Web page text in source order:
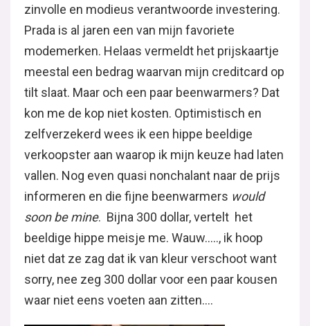
zinvolle en modieus verantwoorde investering.
Prada is al jaren een van mijn favoriete
modemerken. Helaas vermeldt het prijskaartje
meestal een bedrag waarvan mijn creditcard op
tilt slaat. Maar och een paar beenwarmers? Dat
kon me de kop niet kosten. Optimistisch en
zelfverzekerd wees ik een hippe beeldige
verkoopster aan waarop ik mijn keuze had laten
vallen. Nog even quasi nonchalant naar de prijs
informeren en die fijne beenwarmers would
soon be mine. Bijna 300 dollar, vertelt het
beeldige hippe meisje me. Wauw….., ik hoop
niet dat ze zag dat ik van kleur verschoot want
sorry, nee zeg 300 dollar voor een paar kousen
waar niet eens voeten aan zitten….